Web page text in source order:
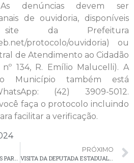
denúncias devem ser
de ouvidoria, disponíveis
da Prefeitura
protocolo/ouvidoria) ou
de Atendimento ao Cidadão
134, R. Emílio Malucelli). A
Município também está
(42) 3909-5012.
faça o protocolo incluindo
facilitar a verificação.
INSCRIÇÕES CLASSIFICADAS PARA O 3º FESTIVAL DE MÚSICA DE PALMEIRA
PRÓXIMO
VISITA DA DEPUTADA ESTADUAL MABEL CANTO